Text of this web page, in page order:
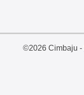
©2026 Cimbaju -